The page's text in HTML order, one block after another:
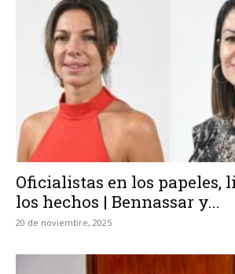
Oficialistas en los papeles,
los hechos | Bennassar y...
20 de noviembre, 2025